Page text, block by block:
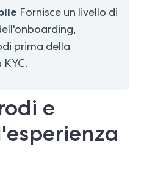
Fornisce un livello di
prima della
e